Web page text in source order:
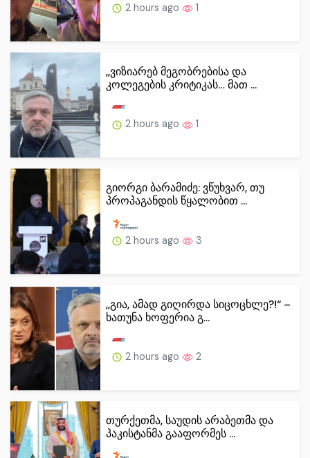
2 hours ago 1
,,ვიზიარებ მეგობრებისა და
კოლეგების კრიტიკას… მათ ...
2 hours ago 1
გიორგი ბარამიძე: ვწუხვარ, თუ
პროპაგანდის წყალობით ...
2 hours ago 3
,,გია, ამად გიღირდა სიცოცხლე?!“ –
ხათუნა ხოფერია გ...
2 hours ago 2
თურქეთმა, საუდის არაბეთმა და
პაკისტანმა გააფორმეს ...